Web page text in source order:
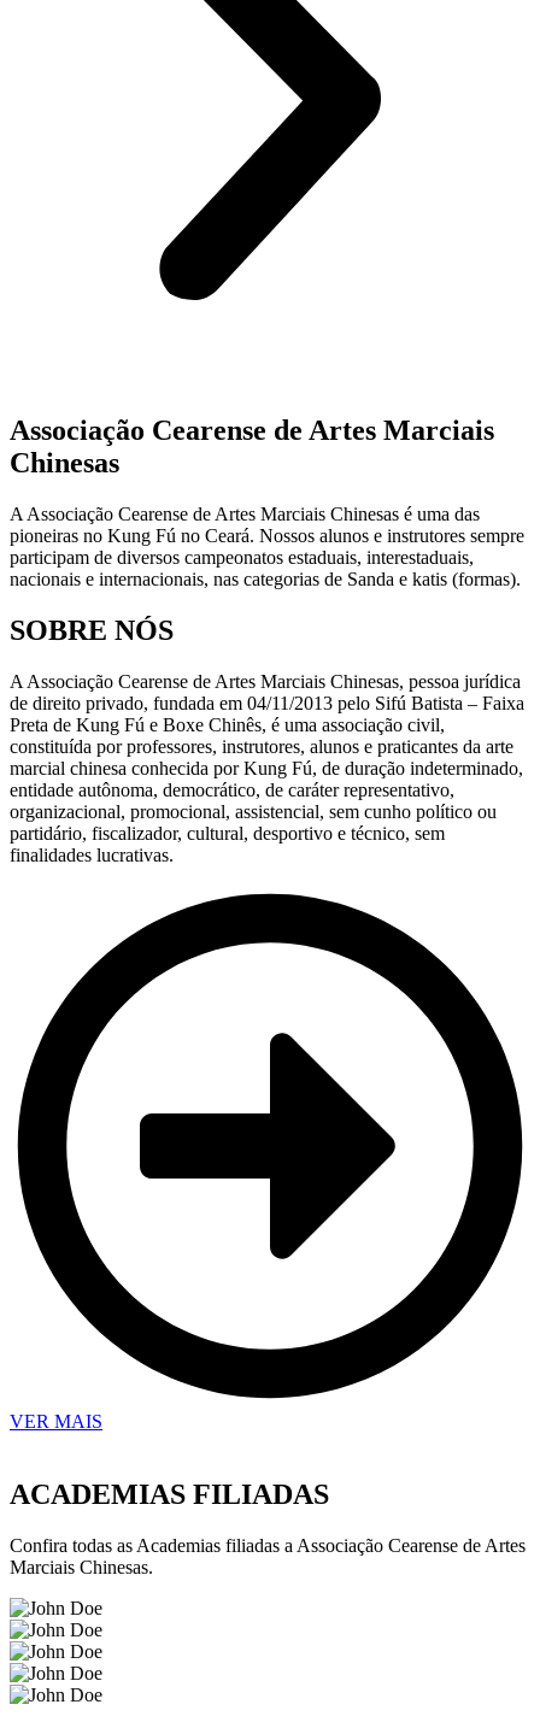
Associação Cearense de Artes Marciais
Chinesas
A Associação Cearense de Artes Marciais Chinesas é uma das
pioneiras no Kung Fú no Ceará. Nossos alunos e instrutores sempre
participam de diversos campeonatos estaduais, interestaduais,
nacionais e internacionais, nas categorias de Sanda e katis (formas).
SOBRE NÓS
A Associação Cearense de Artes Marciais Chinesas, pessoa jurídica
de direito privado, fundada em 04/11/2013 pelo Sifú Batista – Faixa
Preta de Kung Fú e Boxe Chinês, é uma associação civil,
constituída por professores, instrutores, alunos e praticantes da arte
marcial chinesa conhecida por Kung Fú, de duração indeterminado,
entidade autônoma, democrático, de caráter representativo,
organizacional, promocional, assistencial, sem cunho político ou
partidário, fiscalizador, cultural, desportivo e técnico, sem
finalidades lucrativas.
VER MAIS
ACADEMIAS FILIADAS
Confira todas as Academias filiadas a Associação Cearense de Artes
Marciais Chinesas.